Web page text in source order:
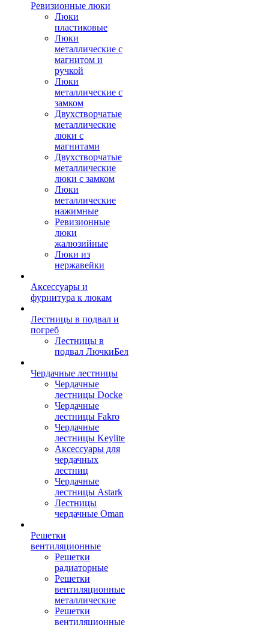
Ревизионные люки
Люки
пластиковые
Люки
металлические с
магнитом и
ручкой
Люки
металлические с
замком
Двухстворчатые
металлические
люки с
магнитами
Двухстворчатые
металлические
люки с замком
Люки
металлические
нажимные
Ревизионные
люки
жалюзийные
Люки из
нержавейки
Аксессуары и
фурнитура к люкам
Лестницы в подвал и
погреб
Лестницы в
подвал ЛючкиБел
Чердачные лестницы
Чердачные
лестницы Docke
Чердачные
лестницы Fakro
Чердачные
лестницы Keylite
Аксессуары для
чердачных
лестниц
Чердачные
лестницы Astark
Лестницы
чердачные Oman
Решетки
вентиляционные
Решетки
радиаторные
Решетки
вентиляционные
металлические
Решетки
вентиляционные